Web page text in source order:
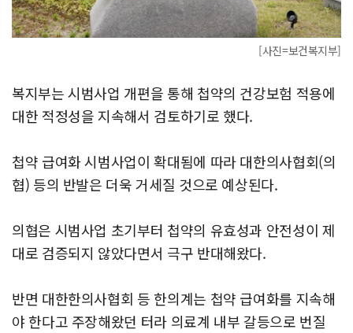
[사진=보건복지부]
복지부는 시범사업 개편을 통해 첩약의 건강보험 적용에
대한 적정성을 지속해서 검토하기로 했다.
첩약 급여화 시범사업이 확대됨에 따라 대한의사협회(의
협) 등의 반발은 더욱 거세질 것으로 예상된다.
의협은 시범사업 초기부터 첩약의 유효성과 안전성이 제
대로 검증되지 않았다면서 극구 반대해왔다.
반면 대한한의사협회 등 한의계는 첩약 급여화를 지속해
야 한다고 주장해왔던 터라 의료계 내부 갈등으로 번질